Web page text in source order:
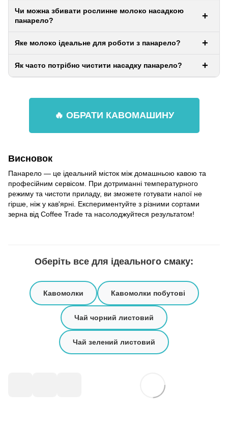
Чи можна збивати рослинне молоко насадкою
панарело?
Яке молоко ідеальне для роботи з панарело?
Як часто потрібно чистити насадку панарело?
🔥 ОБРАТИ КАВОМАШИНУ
Висновок
Панарело — це ідеальний місток між домашньою кавою та
професійним сервісом. При дотриманні температурного
режиму та чистоти приладу, ви зможете готувати напої не
гірше, ніж у кав'ярні. Експериментуйте з різними сортами
зерна від Coffee Trade та насолоджуйтеся результатом!
Оберіть все для ідеального смаку:
Кавомолки Кавомолки побутові
Чай чорний листовий
Чай зелений листовий